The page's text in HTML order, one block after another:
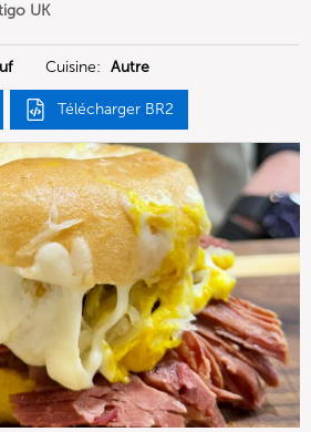
UK
Cuisine: Autre
Télécharger BR2